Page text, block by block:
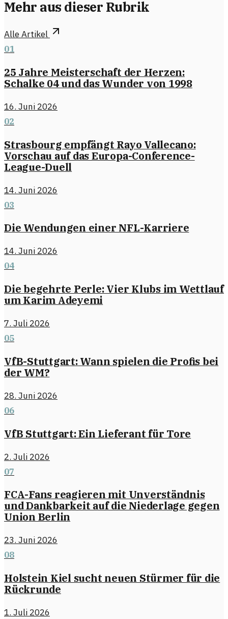
Mehr aus dieser Rubrik
Alle Artikel
01
25 Jahre Meisterschaft der Herzen:
Schalke 04 und das Wunder von 1998
16. Juni 2026
02
Strasbourg empfängt Rayo Vallecano:
Vorschau auf das Europa-Conference-
League-Duell
14. Juni 2026
03
Die Wendungen einer NFL-Karriere
14. Juni 2026
04
Die begehrte Perle: Vier Klubs im Wettlauf
um Karim Adeyemi
7. Juli 2026
05
VfB-Stuttgart: Wann spielen die Profis bei
der WM?
28. Juni 2026
06
VfB Stuttgart: Ein Lieferant für Tore
2. Juli 2026
07
FCA-Fans reagieren mit Unverständnis
und Dankbarkeit auf die Niederlage gegen
Union Berlin
23. Juni 2026
08
Holstein Kiel sucht neuen Stürmer für die
Rückrunde
1. Juli 2026